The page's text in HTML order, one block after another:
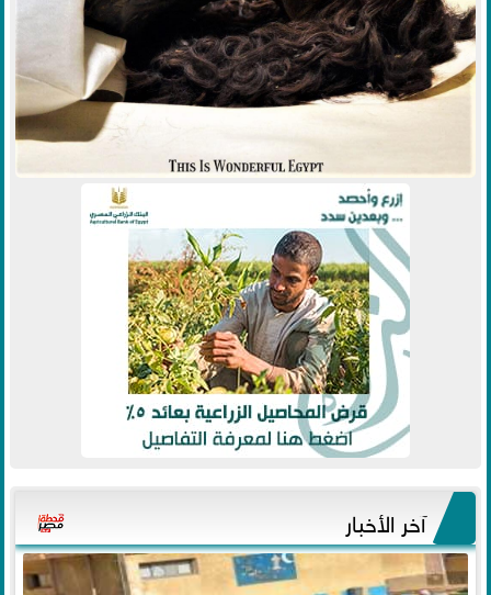
آخر الأخبار